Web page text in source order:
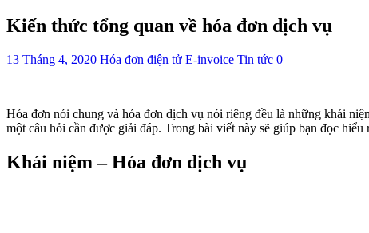
Kiến thức tổng quan về hóa đơn dịch vụ
13 Tháng 4, 2020 Hóa đơn điện tử E-invoice Tin tức 0
Hóa đơn nói chung và hóa đơn dịch vụ nói riêng đều là những khái
một câu hỏi cần được giải đáp. Trong bài viết này sẽ giúp bạn đọc
Khái niệm – Hóa đơn dịch vụ